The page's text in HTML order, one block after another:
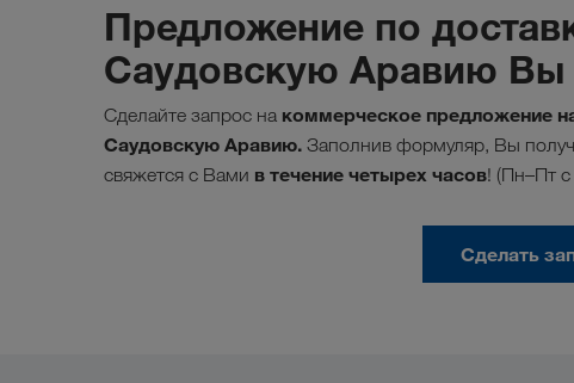
Предложение по
Саудовскую Аравию Вы
Сделайте запрос на коммерческое предложение
Саудовскую Аравию. Заполнив формуляр, Вы
свяжется с Вами в течение четырех часов! (Пн–Пт
Сделать